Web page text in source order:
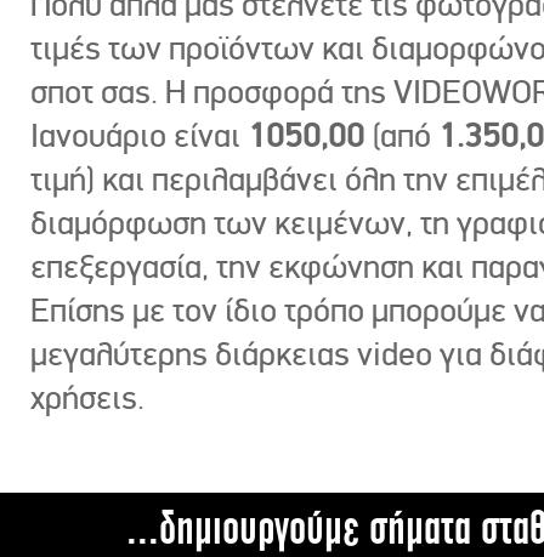
τιμές των προϊόντων και
σποτ σας. Η προσφορά της
Ιανουάριο είναι 1050,00 (από
τιμή) και περιλαμβάνει όλη την
διαμόρφωση των κειμένων, τη
επεξεργασία, την εκφώνηση και
Επίσης με τον ίδιο τρόπο μπορούμε
μεγαλύτερης διάρκειας video για
χρήσεις.
...δημιουργούμε σήματα